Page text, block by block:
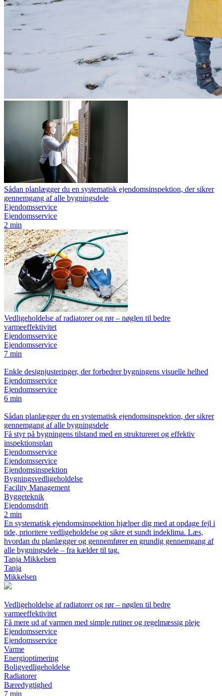
Sådan planlægger du en systematisk ejendomsinspektion, der sikrer
gennemgang af alle bygningsdele
Ejendomsservice
Ejendomsservice
2 min
Vedligeholdelse af radiatorer og rør – nøglen til bedre
varmeeffektivitet
Ejendomsservice
Ejendomsservice
7 min
Enkle designjusteringer, der forbedrer bygningens visuelle helhed
Ejendomsservice
Ejendomsservice
6 min
Sådan planlægger du en systematisk ejendomsinspektion, der sikrer
gennemgang af alle bygningsdele
Få styr på bygningens tilstand med en struktureret og effektiv
inspektionsplan
Ejendomsservice
Ejendomsservice
Ejendomsinspektion
Bygningsvedligeholdelse
Facility Management
Byggeteknik
Ejendomsdrift
2 min
En systematisk ejendomsinspektion hjælper dig med at opdage fejl i
tide, prioritere vedligeholdelse og sikre et sundt indeklima. Læs,
hvordan du planlægger og gennemfører en grundig gennemgang af
alle bygningsdele – fra kælder til tag.
Tanja Mikkelsen
Tanja
Mikkelsen
Vedligeholdelse af radiatorer og rør – nøglen til bedre
varmeeffektivitet
Få mere ud af varmen med simple rutiner og regelmæssig pleje
Ejendomsservice
Ejendomsservice
Varme
Energioptimering
Boligvedligeholdelse
Radiatorer
Bæredygtighed
7 min